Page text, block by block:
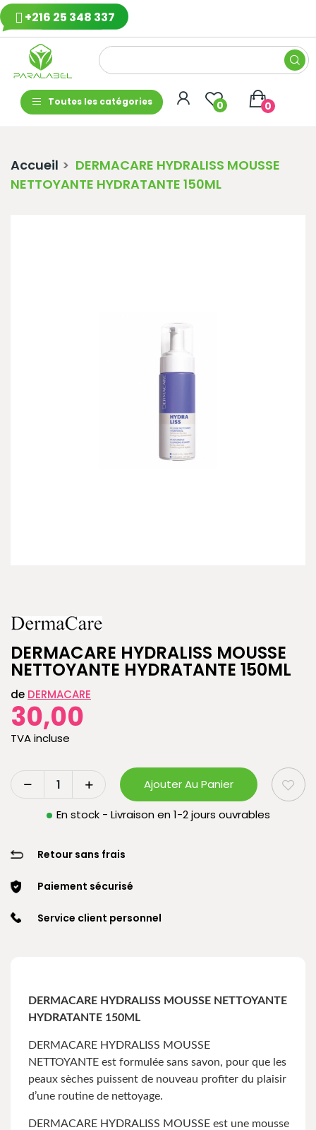
+216 25 348 337
Toutes les catégories 0 0
Accueil
DERMACARE HYDRALISS MOUSSE
NETTOYANTE HYDRATANTE 150ML
DERMACARE HYDRALISS MOUSSE
NETTOYANTE HYDRATANTE 150ML
de DERMACARE
30,00
TVA incluse
Ajouter Au Panier
En stock - Livraison en 1-2 jours ouvrables
Retour sans frais
Paiement sécurisé
Service client personnel
DERMACARE HYDRALISS MOUSSE NETTOYANTE
HYDRATANTE 150ML
DERMACARE HYDRALISS MOUSSE
NETTOYANTE est formulée sans savon, pour que les
peaux sèches puissent de nouveau profiter du plaisir
d’une routine de nettoyage.
DERMACARE HYDRALISS MOUSSE est une mousse